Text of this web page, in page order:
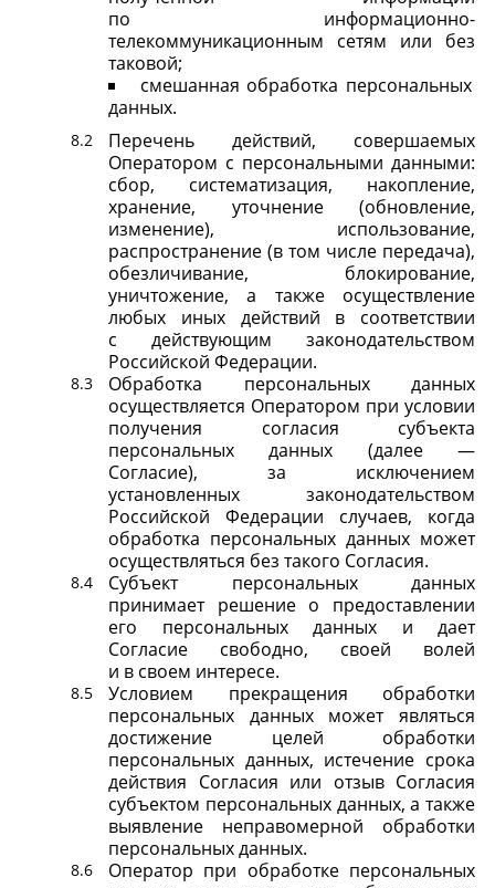
по информационно-
телекоммуникационным сетям или без
таковой;
смешанная обработка персональных
данных.
Перечень действий, совершаемых
Оператором с персональными данными:
сбор, систематизация, накопление,
хранение, уточнение (обновление,
изменение), использование,
распространение (в том числе передача),
обезличивание, блокирование,
уничтожение, а также осуществление
любых иных действий в соответствии
с действующим законодательством
Российской Федерации.
Обработка персональных данных
осуществляется Оператором при условии
получения согласия субъекта
персональных данных (далее —
Согласие), за исключением
установленных законодательством
Российской Федерации случаев, когда
обработка персональных данных может
осуществляться без такого Согласия.
Субъект персональных данных
принимает решение о предоставлении
его персональных данных и дает
Согласие свободно, своей волей
и в своем интересе.
Условием прекращения обработки
персональных данных может являться
достижение целей обработки
персональных данных, истечение срока
действия Согласия или отзыв Согласия
субъектом персональных данных, а также
выявление неправомерной обработки
персональных данных.
Оператор при обработке персональных